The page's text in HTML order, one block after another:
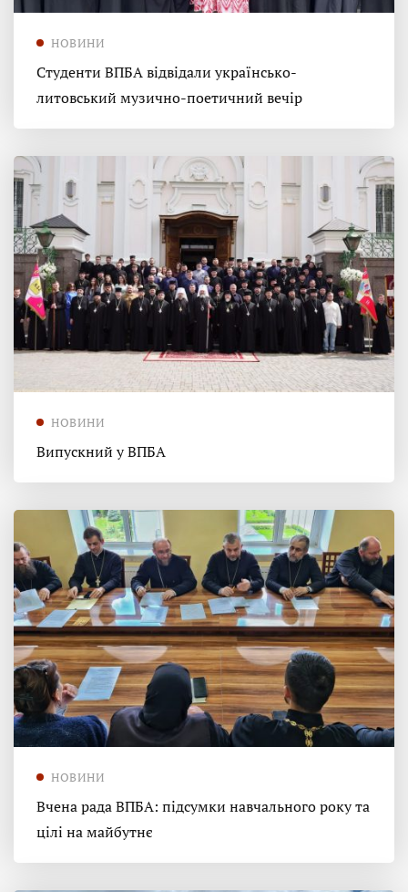
НОВИНИ
Студенти ВПБА відвідали українсько-
литовський музично-поетичний вечір
НОВИНИ
Випускний у ВПБА
НОВИНИ
Вчена рада ВПБА: підсумки навчального року та
цілі на майбутнє